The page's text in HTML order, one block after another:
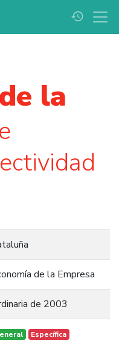
history
la
de la Empresa
de 2003
Específica